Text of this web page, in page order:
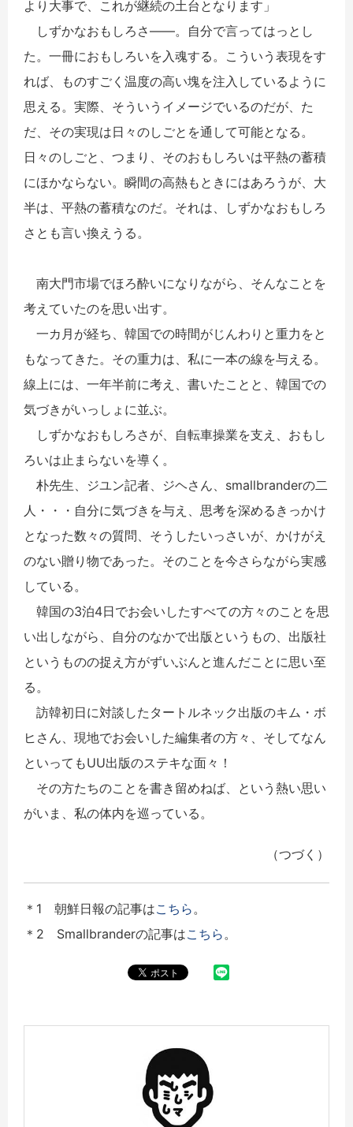
より大事で、これが継続の土台となります」
しずかなおもしろさ――。自分で言ってはっとし
た。一冊におもしろいを入魂する。こういう表現をす
れば、ものすごく温度の高い塊を注入しているように
思える。実際、そういうイメージでいるのだが、た
だ、その実現は日々のしごとを通して可能となる。
日々のしごと、つまり、そのおもしろいは平熱の蓄積
にほかならない。瞬間の高熱もときにはあろうが、大
半は、平熱の蓄積なのだ。それは、しずかなおもしろ
さとも言い換えうる。
南大門市場でほろ酔いになりながら、そんなことを
考えていたのを思い出す。
一カ月が経ち、韓国での時間がじんわりと重力をと
もなってきた。その重力は、私に一本の線を与える。
線上には、一年半前に考え、書いたことと、韓国での
気づきがいっしょに並ぶ。
しずかなおもしろさが、自転車操業を支え、おもし
ろいは止まらないを導く。
朴先生、ジユン記者、ジヘさん、smallbranderの二
人・・・自分に気づきを与え、思考を深めるきっかけ
となった数々の質問、そうしたいっさいが、かけがえ
のない贈り物であった。そのことを今さらながら実感
している。
韓国の3泊4日でお会いしたすべての方々のことを思
い出しながら、自分のなかで出版というもの、出版社
というものの捉え方がずいぶんと進んだことに思い至
る。
訪韓初日に対談したタートルネック出版のキム・ボ
ヒさん、現地でお会いした編集者の方々、そしてなん
といってもUU出版のステキな面々！
その方たちのことを書き留めねば、という熱い思い
がいま、私の体内を巡っている。
（つづく）
＊1 朝鮮日報の記事はこちら 。
＊2 Smallbranderの記事はこちら 。